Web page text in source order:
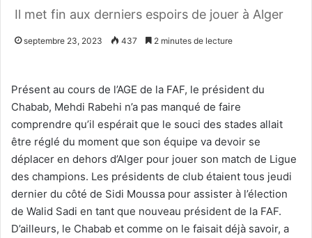
Il met fin aux derniers espoirs de jouer à Alger
septembre 23, 2023 437 2 minutes de lecture
Présent au cours de l’AGE de la FAF, le président du
Chabab, Mehdi Rabehi n’a pas manqué de faire
comprendre qu’il espérait que le souci des stades allait
être réglé du moment que son équipe va devoir se
déplacer en dehors d’Alger pour jouer son match de Ligue
des champions. Les présidents de club étaient tous jeudi
dernier du côté de Sidi Moussa pour assister à l’élection
de Walid Sadi en tant que nouveau président de la FAF.
D’ailleurs, le Chabab et comme on le faisait déjà savoir, a